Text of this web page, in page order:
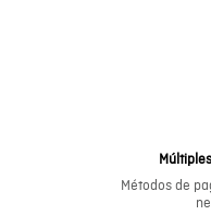
Métodos de